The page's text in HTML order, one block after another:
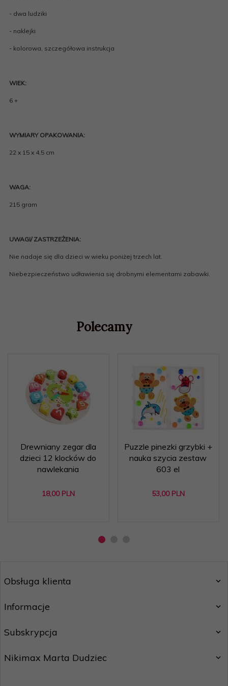
- dwa ludziki
- naklejki
- kolorowa, szczegółowa instrukcja
WIEK:
6 +
WYMIARY OPAKOWANIA:
22 x 15 x 4,5 cm
WAGA:
215 gram
UWAGI/ ZASTRZEŻENIA:
Nie nadaje się dla dzieci w wieku poniżej trzech lat.
Niebezpieczeństwo udławienia się drobnymi elementami zabawki.
Polecamy
Drewniany zegar dla
dzieci 12 klocków do
nawlekania
18,00 PLN
Puzzle pinezki grzybki +
nauka szycia zestaw
603 el
53,00 PLN
Obsługa klienta
Informacje
Subskrypcja
Nikimax Marta Dudziec